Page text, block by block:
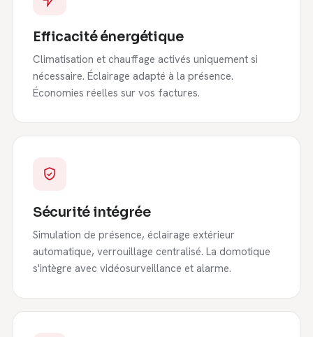
Efficacité énergétique
Climatisation et chauffage activés uniquement si
nécessaire. Éclairage adapté à la présence.
Économies réelles sur vos factures.
Sécurité intégrée
Simulation de présence, éclairage extérieur
automatique, verrouillage centralisé. La domotique
s'intègre avec vidéosurveillance et alarme.